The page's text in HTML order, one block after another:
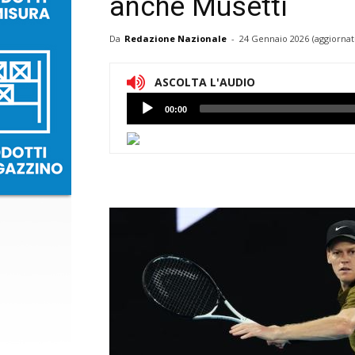
anche Musetti
Da Redazione Nazionale - 24 Gennaio 2026
ASCOLTA L'AUDIO
Lettore
Audio
00:00